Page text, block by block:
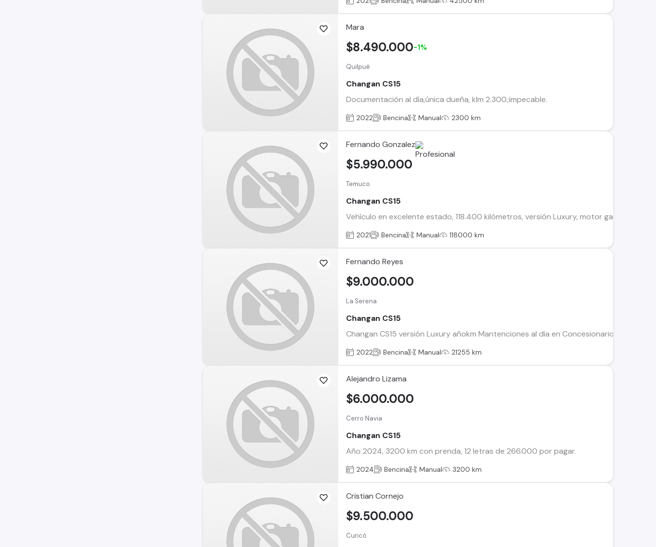
Mara
Quilpué
Changan CS15
Documentación al día,única dueña, klm 2.300.;impecable.
$8.490.000-1%
2022 Bencina Manual 2300 km
Fernando Gonzalez
Temuco
Changan CS15
Vehículo en excelente estado, 118.400 kilómetros, versión Luxury, motor gasolina de
$5.990.000
2021 Bencina Manual 118000 km
Fernando Reyes
La Serena
Changan CS15
Changan CS15 versión Luxury añokm Mantenciones al día en Concesionario Garantía
$9.000.000
2022 Bencina Manual 21255 km
Alejandro Lizama
Cerro Navia
Changan CS15
Año 2024, 3200 km con prenda, 12 letras de 266.000 por pagar.
$6.000.000
2024 Bencina Manual 3200 km
Cristian Cornejo
Curicó
$9.500.000